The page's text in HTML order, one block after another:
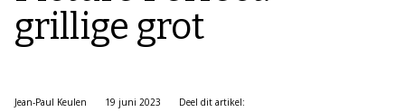
grillige grot
Jean-Paul Keulen
19 juni 2023
Deel dit artikel: